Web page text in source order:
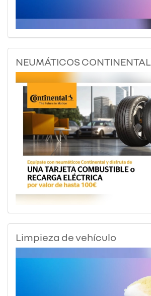
NEUMÁTICOS CONTINENTAL
Limpieza de vehículo